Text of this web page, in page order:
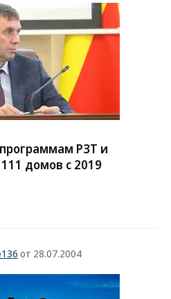
РЗТ и
домов с 2019
от 28.07.2004